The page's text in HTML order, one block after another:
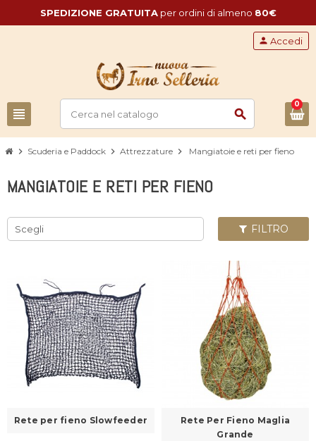
SPEDIZIONE GRATUITAper ordini di almeno 80€
view_headline search
person Accedi
0
chevron_right Scuderia e Paddock chevron_right Attrezzature chevron_right Mangiatoie e reti per fieno
MANGIATOIE E RETI PER FIENO
Scegli FILTRO
Rete per fieno Slowfeeder
Rete Per Fieno Maglia
Grande